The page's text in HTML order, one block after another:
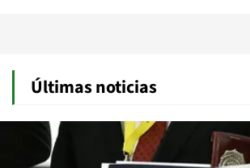
Últimas noticias